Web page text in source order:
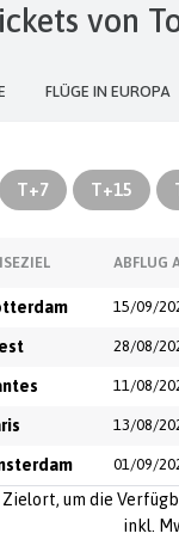
von
FLÜGE IN EUROPA
T+7 T+15
ABFLUG
15/09/
28/08/
11/08/
13/08/
01/09/
Zielort, um die
inkl.